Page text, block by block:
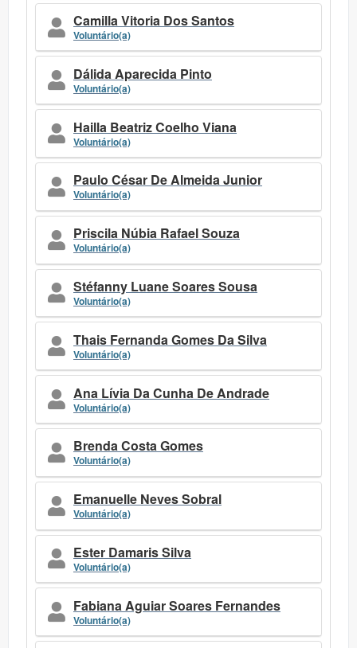
Camilla Vitoria Dos Santos
Voluntário(a)
Dálida Aparecida Pinto
Voluntário(a)
Hailla Beatriz Coelho Viana
Voluntário(a)
Paulo César De Almeida Junior
Voluntário(a)
Priscila Núbia Rafael Souza
Voluntário(a)
Stéfanny Luane Soares Sousa
Voluntário(a)
Thais Fernanda Gomes Da Silva
Voluntário(a)
Ana Lívia Da Cunha De Andrade
Voluntário(a)
Brenda Costa Gomes
Voluntário(a)
Emanuelle Neves Sobral
Voluntário(a)
Ester Damaris Silva
Voluntário(a)
Fabiana Aguiar Soares Fernandes
Voluntário(a)